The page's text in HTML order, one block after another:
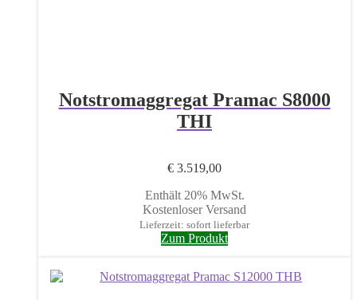
Notstromaggregat Pramac S8000
THI
€ 3.519,00
Enthält 20% MwSt.
Kostenloser Versand
Lieferzeit: sofort lieferbar
Zum Produkt